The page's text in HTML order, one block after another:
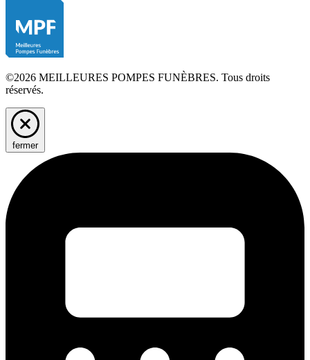
©2026 MEILLEURES POMPES FUNÈBRES. Tous droits
réservés.
fermer